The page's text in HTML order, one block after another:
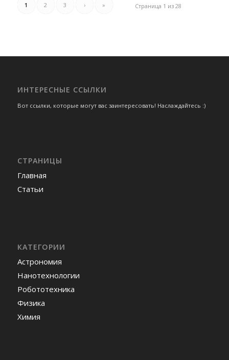
Страница 1 из 28
1 2 3 › »
ИНТЕРЕСНЫЕ ССЫЛКИ
Вот ссылки, которые могут вас заинтересовать! Наслаждайтесь :)
СТРАНИЦЫ
Главная
Статьи
КАТЕГОРИИ
Астрономия
Нанотехнологии
Робототехника
Физика
Химия